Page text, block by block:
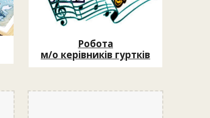
Робота
м/о керівників гуртків